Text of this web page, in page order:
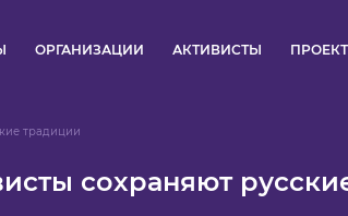
ОРГАНИЗАЦИИ АКТИВИСТЫ
КОНКУРСЫ
традиции
сохраняют